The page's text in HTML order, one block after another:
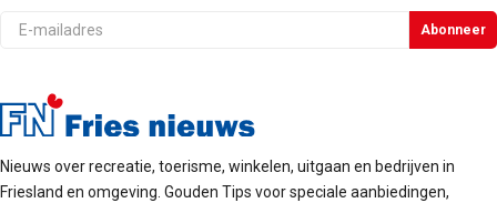
Abonneer
Nieuws over recreatie, toerisme, winkelen, uitgaan en bedrijven in
Friesland en omgeving. Gouden Tips voor speciale aanbiedingen,